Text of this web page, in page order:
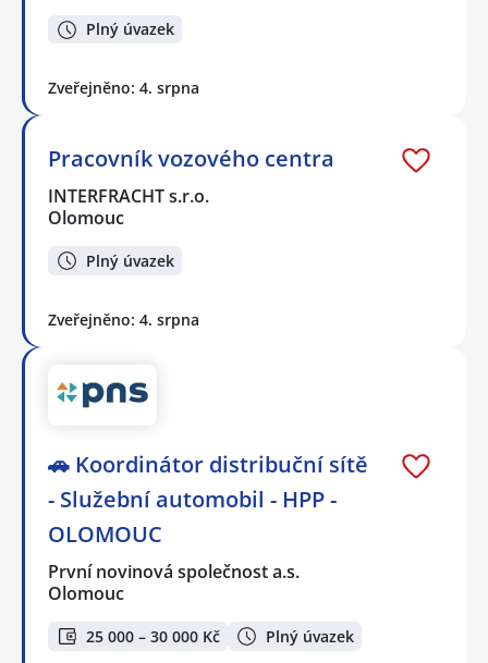
Plný úvazek
Zveřejněno: 4. srpna
Pracovník vozového centra
INTERFRACHT s.r.o.
Olomouc
Plný úvazek
Zveřejněno: 4. srpna
🚗 Koordinátor distribuční sítě
- Služební automobil - HPP -
OLOMOUC
První novinová společnost a.s.
Olomouc
25 000 – 30 000 Kč Plný úvazek